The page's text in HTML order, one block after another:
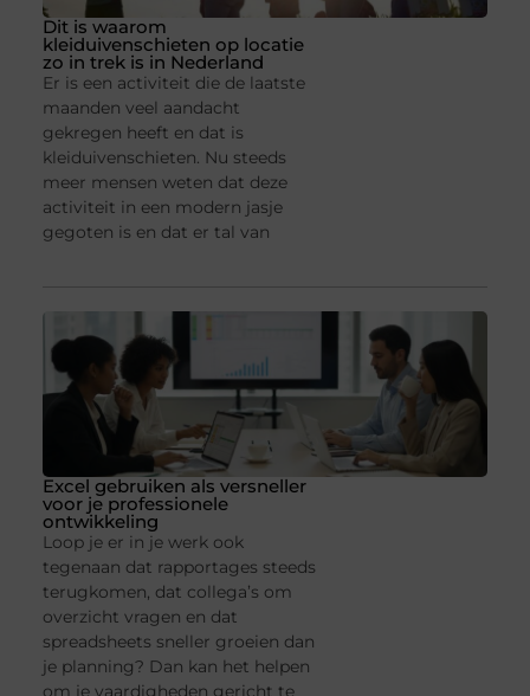
Dit is waarom
kleiduivenschieten op locatie
zo in trek is in Nederland
Er is een activiteit die de laatste
maanden veel aandacht
gekregen heeft en dat is
kleiduivenschieten. Nu steeds
meer mensen weten dat deze
activiteit in een modern jasje
gegoten is en dat er tal van
Excel gebruiken als versneller
voor je professionele
ontwikkeling
Loop je er in je werk ook
tegenaan dat rapportages steeds
terugkomen, dat collega’s om
overzicht vragen en dat
spreadsheets sneller groeien dan
je planning? Dan kan het helpen
om je vaardigheden gericht te